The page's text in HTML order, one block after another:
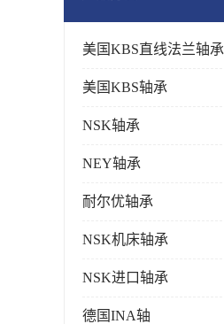
美国KBS直线法兰轴承
美国KBS轴承
NSK轴承
NEY轴承
耐尔优轴承
NSK机床轴承
NSK进口轴承
德国INA轴